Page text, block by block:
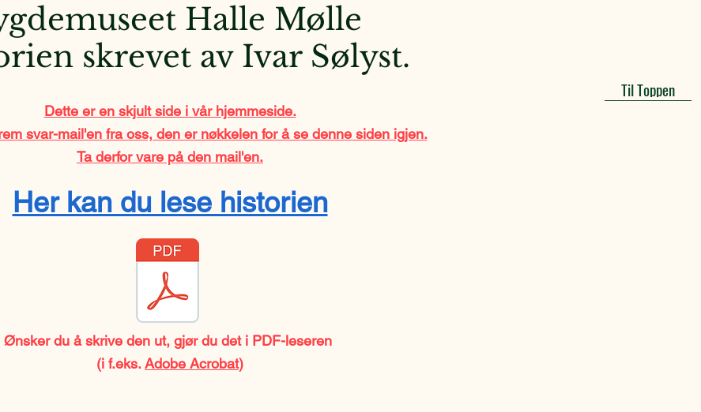
Til Toppen
Halle Mølle
skrevet av Ivar Sølyst.
Dette er en skjult side i vår hjemmeside.
svar-mail'en fra oss, den er nøkkelen for å se denne siden igjen.
Ta derfor vare på den mail'en.
Her kan du lese historien
Ønsker du å skrive den ut, gjør du det i PDF-leseren
(i f.eks.Adobe Acrobat)